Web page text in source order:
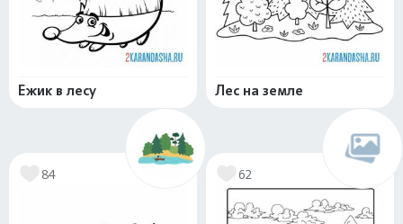
Ежик в лесу Лес на земле
84 62